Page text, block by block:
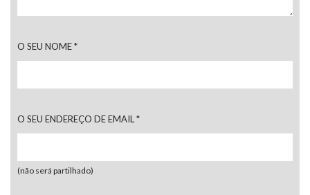
O SEU NOME*
O SEU ENDEREÇO DE EMAIL *
(não será partilhado)